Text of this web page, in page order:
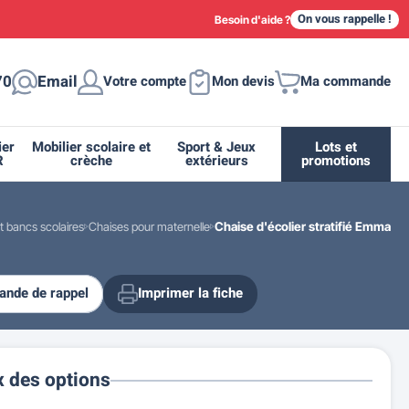
Besoin d'aide ? On vous rappelle !
Email Votre compte Mon devis Ma commande
Fleurissement urbain
Supports et abris vélo moto
Miroir de sécurité routière
Drapeau - Pavoisement
Espace sanitaire
Mobilier scolaire et
crèche
Casiers et meubles de rangement
Sport & Jeux
extérieurs
Lots et
promotions
bancs scolaires Chaises pour maternelle Chaise d'écolier stratifié Emma
des options
de rappel Imprimer la fiche